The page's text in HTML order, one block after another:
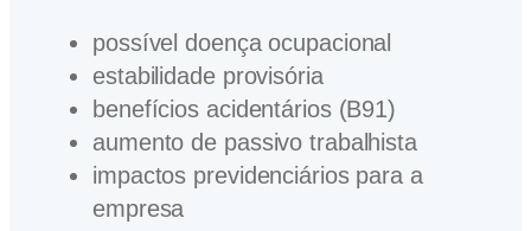
possível doença ocupacional
estabilidade provisória
benefícios acidentários (B91)
aumento de passivo trabalhista
impactos previdenciários para a
empresa